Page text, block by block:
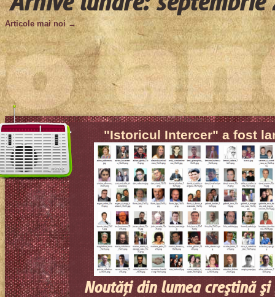
Articole mai noi →
"Istoricul Intercer" a fost
Noutăţi din lumea creştină